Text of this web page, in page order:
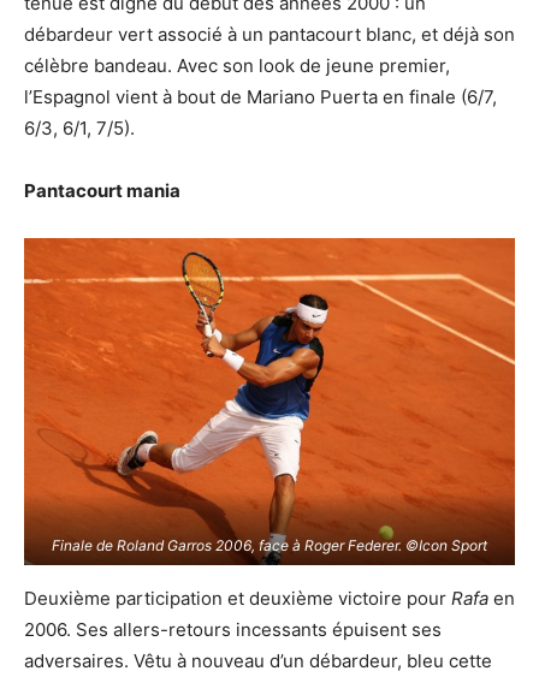
débardeur vert associé à un pantacourt blanc, et déjà son
célèbre bandeau. Avec son look de jeune premier,
l’Espagnol vient à bout de Mariano Puerta en finale (6/7,
6/3, 6/1, 7/5).
Pantacourt mania
Finale de Roland Garros 2006, face à Roger Federer. ©Icon Sport
Deuxième participation et deuxième victoire pour Rafa en
2006. Ses allers-retours incessants épuisent ses
adversaires. Vêtu à nouveau d’un débardeur, bleu cette